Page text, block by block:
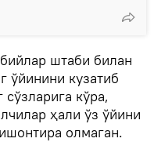
штаби билан
ўйинини кузатиб
кўра,
ҳали ўз ўйини
олмаган.